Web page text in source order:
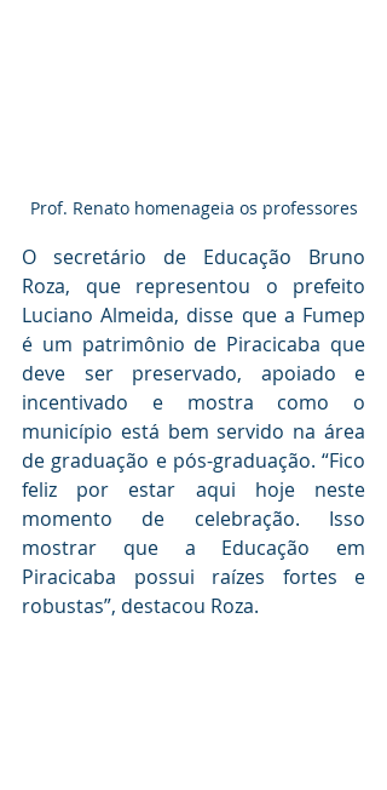
Prof. Renato homenageia os professores
O secretário de Educação Bruno
Roza, que representou o prefeito
Luciano Almeida, disse que a Fumep
é um patrimônio de Piracicaba que
deve ser preservado, apoiado e
incentivado e mostra como o
município está bem servido na área
de graduação e pós-graduação. “Fico
feliz por estar aqui hoje neste
momento de celebração. Isso
mostrar que a Educação em
Piracicaba possui raízes fortes e
robustas”, destacou Roza.